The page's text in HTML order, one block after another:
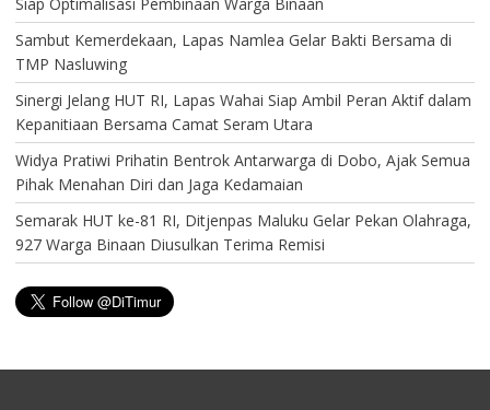
Sambut Kemerdekaan, Lapas Namlea Gelar Bakti Bersama di
TMP Nasluwing
Sinergi Jelang HUT RI, Lapas Wahai Siap Ambil Peran Aktif dalam
Kepanitiaan Bersama Camat Seram Utara
Widya Pratiwi Prihatin Bentrok Antarwarga di Dobo, Ajak Semua
Pihak Menahan Diri dan Jaga Kedamaian
Semarak HUT ke-81 RI, Ditjenpas Maluku Gelar Pekan Olahraga,
927 Warga Binaan Diusulkan Terima Remisi